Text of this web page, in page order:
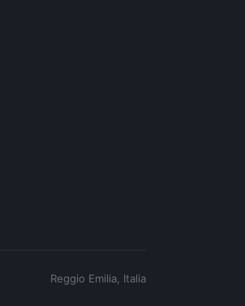
Reggio Emilia, Italia